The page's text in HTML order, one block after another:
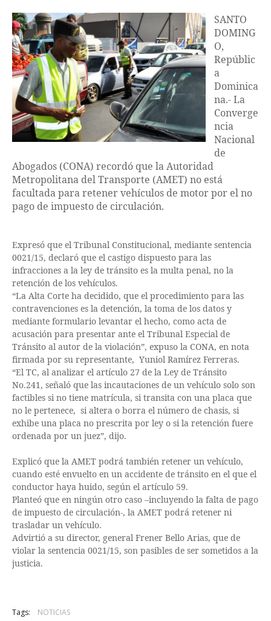
SANTO
DOMING
O,
Repúblic
a
Dominica
na.- La
Converge
ncia
Nacional
de
Abogados (CONA) recordó que la Autoridad
Metropolitana del Transporte (AMET) no está
facultada para retener vehículos de motor por el no
pago de impuesto de circulación.
Expresó que el Tribunal Constitucional, mediante sentencia
0021/15, declaró que el castigo dispuesto para las
infracciones a la ley de tránsito es la multa penal, no la
retención de los vehículos.
“La Alta Corte ha decidido, que el procedimiento para las
contravenciones es la detención, la toma de los datos y
mediante formulario levantar el hecho, como acta de
acusación para presentar ante el Tribunal Especial de
Tránsito al autor de la violación”, expuso la CONA, en nota
firmada por su representante, Yuniol Ramírez Ferreras.
“El TC, al analizar el artículo 27 de la Ley de Tránsito
No.241, señaló que las incautaciones de un vehículo solo son
factibles si no tiene matrícula, si transita con una placa que
no le pertenece, si altera o borra el número de chasis, si
exhibe una placa no prescrita por ley o si la retención fuere
ordenada por un juez”, dijo.
Explicó que la AMET podrá también retener un vehículo,
cuando esté envuelto en un accidente de tránsito en el que el
conductor haya huido, según el artículo 59.
Planteó que en ningún otro caso –incluyendo la falta de pago
de impuesto de circulación-, la AMET podrá retener ni
trasladar un vehículo.
Advirtió a su director, general Frener Bello Arias, que de
violar la sentencia 0021/15, son pasibles de ser sometidos a la
justicia.
Tags: NOTICIAS